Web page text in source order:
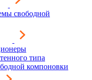
свободной
типа
компоновки